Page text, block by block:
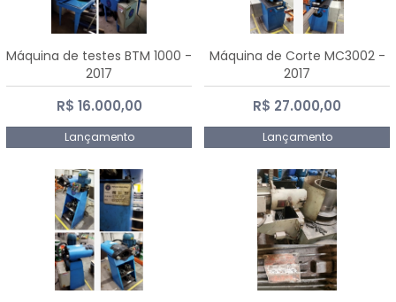
Máquina de testes BTM 1000 -
2017
R$ 16.000,00
Lançamento
Máquina de Corte MC3002 -
2017
R$ 27.000,00
Lançamento